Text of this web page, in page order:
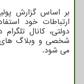
بر اساس گزارش
ارتباطات خود
دولتی، کانال
شخصی و وبلاگ های
می شود.